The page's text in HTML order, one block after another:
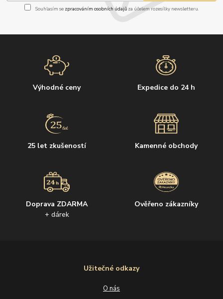
Souhlasím se zpracováním osobních údajůza účelem rozesílky newsletteru.
Výhodné ceny Expedice do 24 h
25 let zkušeností Kamenné obchody
Doprava ZDARMA
+ dárek
Ověřeno zákazníky
Užitečné odkazy
O nás